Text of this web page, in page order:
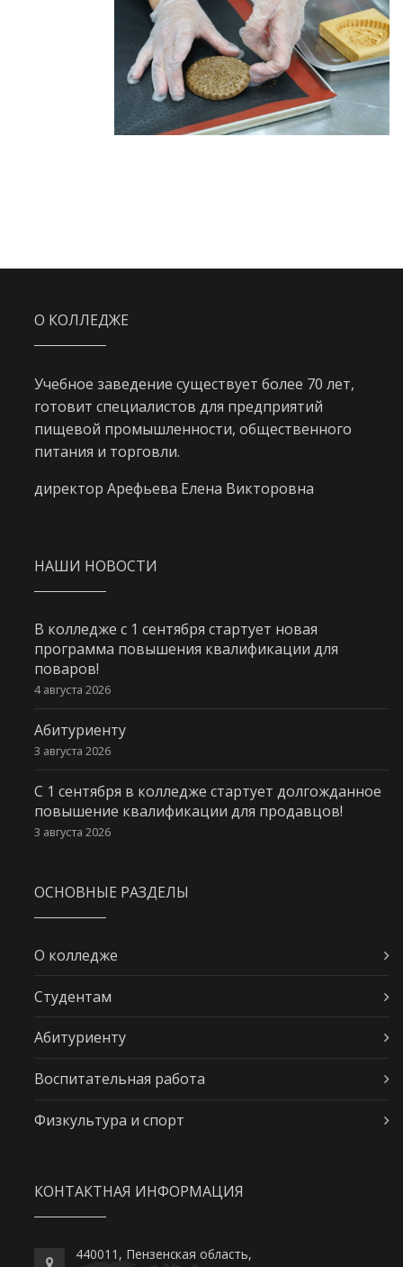
О КОЛЛЕДЖЕ
Учебное заведение существует более 70 лет,
готовит специалистов для предприятий
пищевой промышленности, общественного
питания и торговли.
директор Арефьева Елена Викторовна
НАШИ НОВОСТИ
В колледже с 1 сентября стартует новая
программа повышения квалификации для
поваров!
4 августа 2026
Абитуриенту
3 августа 2026
С 1 сентября в колледже стартует долгожданное
повышение квалификации для продавцов!
3 августа 2026
ОСНОВНЫЕ РАЗДЕЛЫ
О колледже
Студентам
Абитуриенту
Воспитательная работа
Физкультура и спорт
КОНТАКТНАЯ ИНФОРМАЦИЯ
440011, Пензенская область,